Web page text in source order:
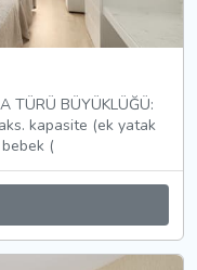
TÜRÜ BÜYÜKLÜĞÜ:
kapasite (ek yatak
(